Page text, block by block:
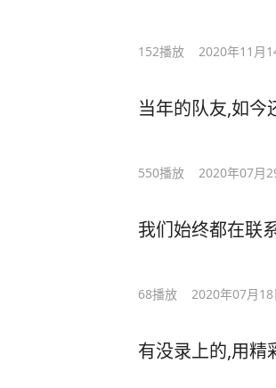
152播放 2020年11月
当年的队友,如
550播放 2020年07月
我们始终都在联
68播放 2020年07月18
有没录上的,用